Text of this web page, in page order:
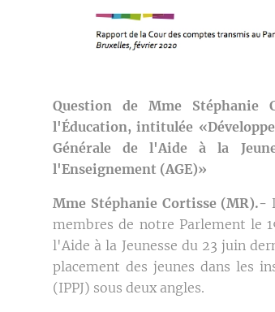
Question de Mme
l'Éducation, intitulée
Générale de l'Aide à la
l'Enseignement (AGE)»
Mme Stéphanie Cortisse (MR).-
membres de notre Parlement le
l'Aide à la Jeunesse du 23 juin
placement des jeunes dans les
(IPPJ) sous deux angles.